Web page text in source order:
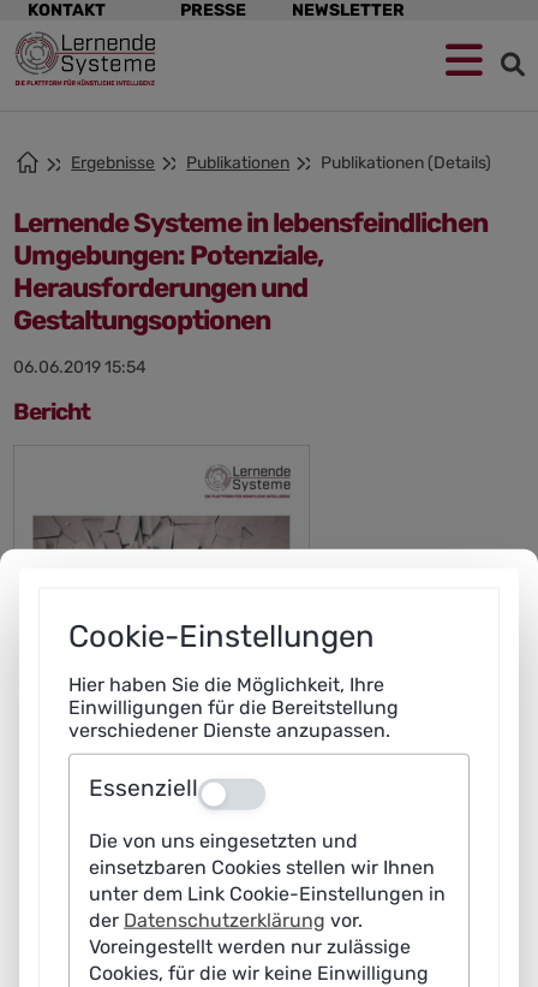
Zur
Navigation
springen
Zum
Hauptinhalt
springen
Zum
Footer
springen
Navigation
überspringen
KONTAKT PRESSE NEWSLETTER
Ergebnisse Publikationen Publikationen (Details)
Lernende Systeme in lebensfeindlichen
Umgebungen: Potenziale,
Herausforderungen und
Gestaltungsoptionen
06.06.2019 15:54
Bericht
Der Einsatz von KI verspricht in Zukunft auch in
lebensfeindlichen Umgebungen nutzbringende
Lösungen. Mobile Roboter oder Assistenzsysteme, die
Cookie-Einstellungen
Hier haben Sie die Möglichkeit, Ihre
Einwilligungen für die Bereitstellung
verschiedener Dienste anzupassen.
Essenziell Aus
Die von uns eingesetzten und
einsetzbaren Cookies stellen wir Ihnen
unter dem Link Cookie-Einstellungen in
der Datenschutzerklärung vor.
Voreingestellt werden nur zulässige
Cookies, für die wir keine Einwilligung